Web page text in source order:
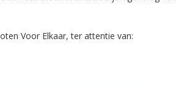
Voor Elkaar, ter attentie van: